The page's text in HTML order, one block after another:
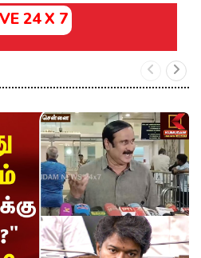
24 X 7